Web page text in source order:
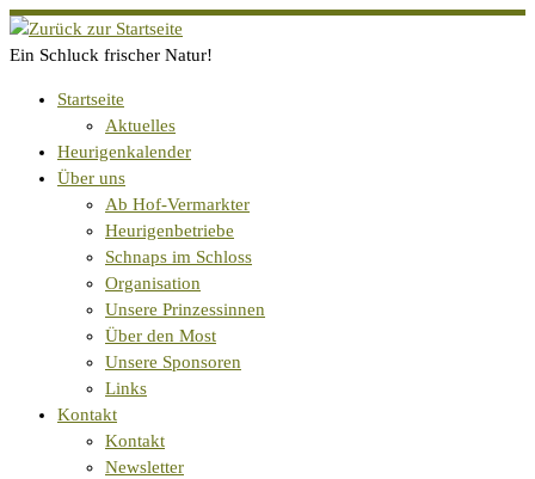
Zum
Inhalt
Ein Schluck frischer Natur!
Startseite
Aktuelles
Heurigenkalender
Über uns
Ab Hof-Vermarkter
Heurigenbetriebe
Schnaps im Schloss
Organisation
Unsere Prinzessinnen
Über den Most
Unsere Sponsoren
Links
Kontakt
Kontakt
Newsletter